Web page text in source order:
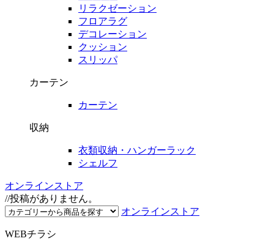
リラクゼーション
フロアラグ
デコレーション
クッション
スリッパ
カーテン
カーテン
収納
衣類収納・ハンガーラック
シェルフ
オンラインストア
//投稿がありません。
オンラインストア
WEBチラシ